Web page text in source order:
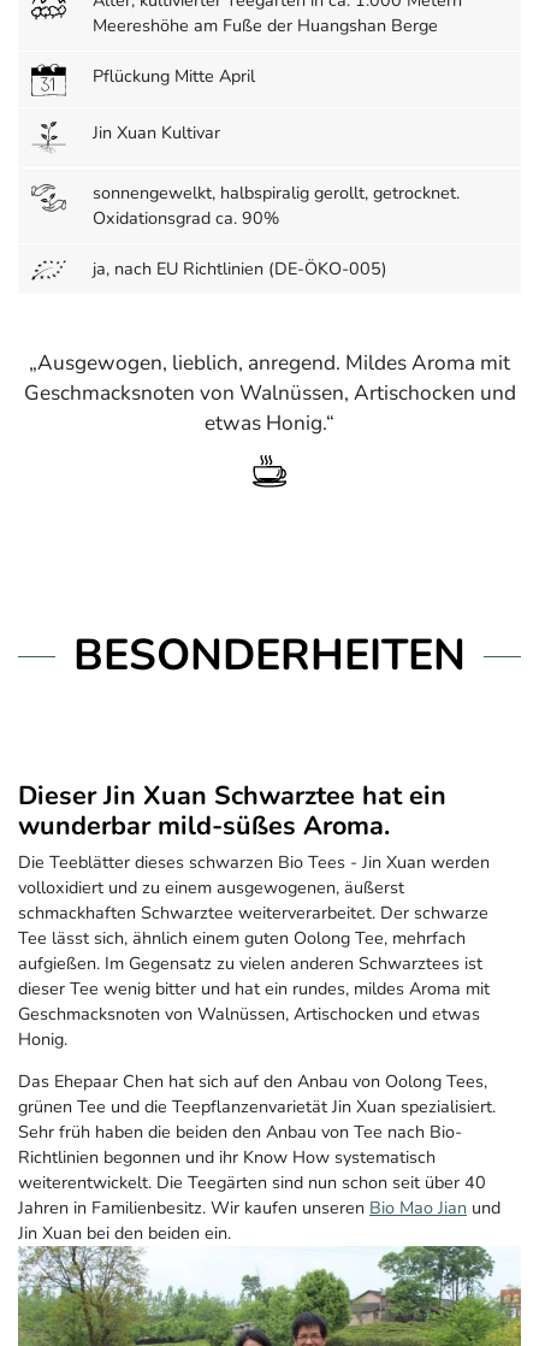
Meereshöhe am Fuße der Huangshan Berge
Pflückung Mitte April
Jin Xuan Kultivar
sonnengewelkt, halbspiralig gerollt, getrocknet.
Oxidationsgrad ca. 90%
ja, nach EU Richtlinien (DE-ÖKO-005)
Ausgewogen, lieblich, anregend. Mildes Aroma mit
Geschmacksnoten von Walnüssen, Artischocken und
etwas Honig.
BESONDERHEITEN
Dieser Jin Xuan Schwarztee hat ein
wunderbar mild-süßes Aroma.
Die Teeblätter dieses schwarzen Bio Tees - Jin Xuan werden
volloxidiert und zu einem ausgewogenen, äußerst
schmackhaften Schwarztee weiterverarbeitet. Der schwarze
Tee lässt sich, ähnlich einem guten Oolong Tee, mehrfach
aufgießen. Im Gegensatz zu vielen anderen Schwarztees ist
dieser Tee wenig bitter und hat ein rundes, mildes Aroma mit
Geschmacksnoten von Walnüssen, Artischocken und etwas
Honig.
Das Ehepaar Chen hat sich auf den Anbau von Oolong Tees,
grünen Tee und die Teepflanzenvarietät Jin Xuan spezialisiert.
Sehr früh haben die beiden den Anbau von Tee nach Bio-
Richtlinien begonnen und ihr Know How systematisch
weiterentwickelt. Die Teegärten sind nun schon seit über 40
Jahren in Familienbesitz. Wir kaufen unseren Bio Mao Jian und
Jin Xuan bei den beiden ein.